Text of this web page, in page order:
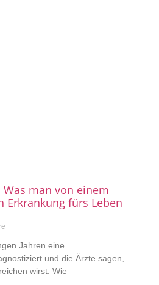
man von einem
Erkrankung fürs Leben
Jahren eine
und die Ärzte sagen,
wirst. Wie